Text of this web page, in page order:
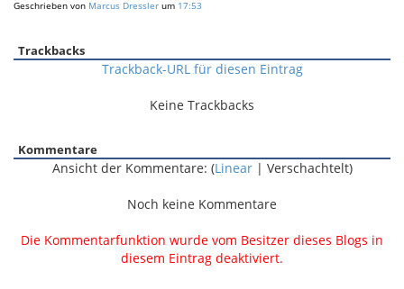
Geschrieben von Marcus Dressler um 17:53
Trackbacks
Trackback-URL für diesen Eintrag
Keine Trackbacks
Kommentare
Ansicht der Kommentare: (Linear| Verschachtelt)
Noch keine Kommentare
Die Kommentarfunktion wurde vom Besitzer dieses Blogs in
diesem Eintrag deaktiviert.